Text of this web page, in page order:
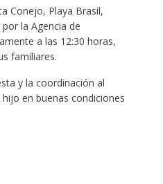
Conejo, Playa Brasil,
la Agencia de
a las 12:30 horas,
familiares.
y la coordinación al
en buenas condiciones